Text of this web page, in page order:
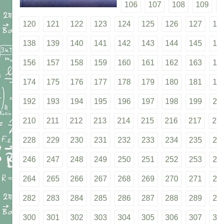
106 107 108 109
120 121 122 123 124 125 126 127
138 139 140 141 142 143 144 145
156 157 158 159 160 161 162 163
174 175 176 177 178 179 180 181
192 193 194 195 196 197 198 199
210 211 212 213 214 215 216 217
228 229 230 231 232 233 234 235
246 247 248 249 250 251 252 253
264 265 266 267 268 269 270 271
282 283 284 285 286 287 288 289
300 301 302 303 304 305 306 307